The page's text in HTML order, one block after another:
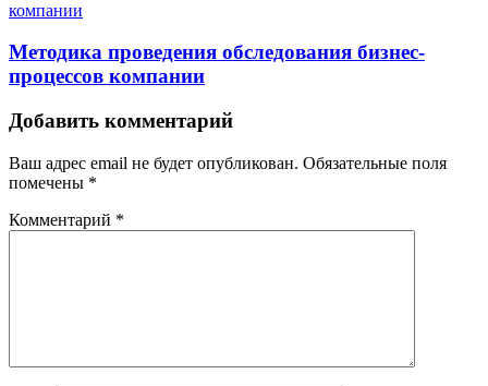
Методика проведения обследования бизнес-
процессов компании
Добавить комментарий
Ваш адрес email не будет опубликован. Обязательные поля
помечены *
Комментарий *